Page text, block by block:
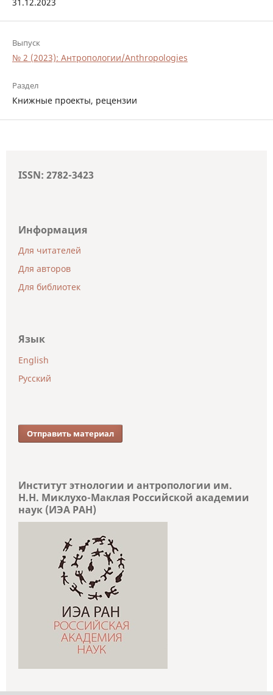
31.12.2023
Выпуск
№ 2 (2023): Антропологии/Anthropologies
Раздел
Книжные проекты, рецензии
ISSN: 2782-3423
Информация
Для читателей
Для авторов
Для библиотек
Язык
English
Русский
Отправить материал
Институт этнологии и антропологии им.
Н.Н. Миклухо-Маклая Российской академии
наук (ИЭА РАН)